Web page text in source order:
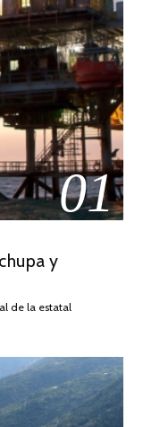
01
y
de la estatal